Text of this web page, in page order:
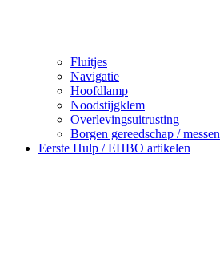
Fluitjes
Navigatie
Hoofdlamp
Noodstijgklem
Overlevingsuitrusting
Borgen gereedschap / messen
Eerste Hulp / EHBO artikelen